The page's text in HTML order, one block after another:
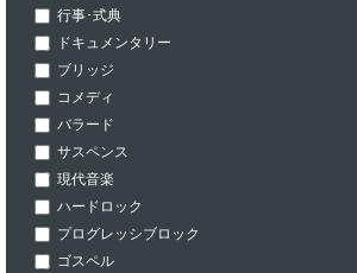
行事･式典
ドキュメンタリー
ブリッジ
コメディ
バラード
サスペンス
現代音楽
ハードロック
プログレッシブロック
ゴスペル